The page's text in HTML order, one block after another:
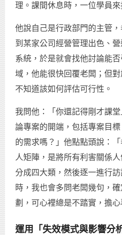
理。課間休息時，一位學員來
他說自己是行政部門的主管
到某家公司經營管理出色、
系統，於是就會找他討論能
域，他能很快回覆老闆；但
不知道該如何評估可行性。
我問他：「你還記得剛才課
論專案的開端，包括專案目
的需求嗎？」他點點頭說：
人矩陣，是將所有利害關係
分成四大類，然後逐一進行
時，我也會多問老闆幾句，
劃，可心裡總是不踏實，擔心
運用「失效模式與影響分析